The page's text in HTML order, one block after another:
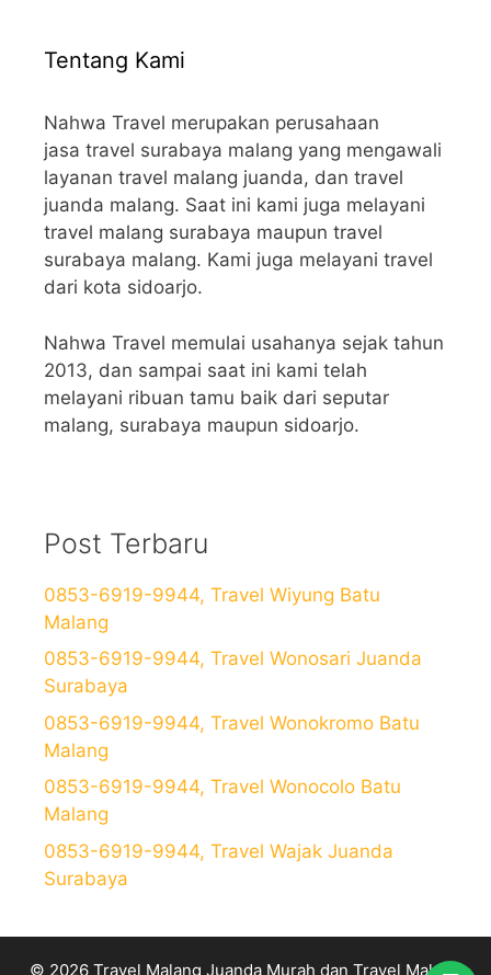
Tentang Kami
Nahwa Travel merupakan perusahaan
jasa travel surabaya malang yang mengawali
layanan travel malang juanda, dan travel
juanda malang. Saat ini kami juga melayani
travel malang surabaya maupun travel
surabaya malang. Kami juga melayani travel
dari kota sidoarjo.
Nahwa Travel memulai usahanya sejak tahun
2013, dan sampai saat ini kami telah
melayani ribuan tamu baik dari seputar
malang, surabaya maupun sidoarjo.
Post Terbaru
0853-6919-9944, Travel Wiyung Batu
Malang
0853-6919-9944, Travel Wonosari Juanda
Surabaya
0853-6919-9944, Travel Wonokromo Batu
Malang
0853-6919-9944, Travel Wonocolo Batu
Malang
0853-6919-9944, Travel Wajak Juanda
Surabaya
© 2026 Travel Malang Juanda Murah dan Travel Malang